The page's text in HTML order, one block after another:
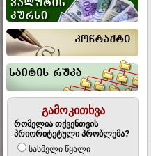
გამოკითხვა
რომელია თქვენთვის
პრიორიტეტული პრობლემა?
სასმელი წყალი